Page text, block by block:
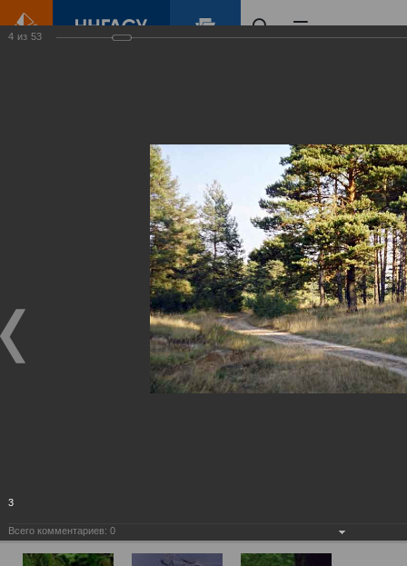
Виртуальные
выставки
(фотоальбомы)
4 из 53
3
Всего комментариев: 0